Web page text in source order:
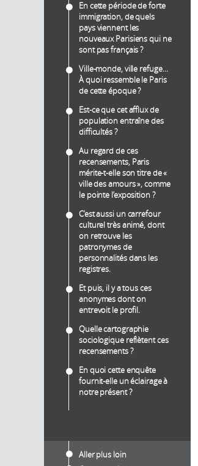
En cette période de forte
immigration, de quels
pays viennent les
nouveaux Parisiens qui ne
sont pas français ?
Ville-monde, ville refuge…
À quoi ressemble le Paris
de cette époque ?
Est-ce que cet afflux de
population entraîne des
difficultés ?
Au regard de ces
recensements, Paris
mérite-t-elle son titre de «
ville des amours », comme
le pointe l’exposition ?
C’est aussi un carrefour
culturel très animé, dont
on retrouve les
patronymes de
personnalités dans les
registres.
Et puis, il y a tous ces
anonymes dont on
entrevoit le profil.
Quelle cartographie
sociologique reflètent ces
recensements ?
En quoi cette enquête
fournit-elle un éclairage à
notre présent ?
Aller plus loin